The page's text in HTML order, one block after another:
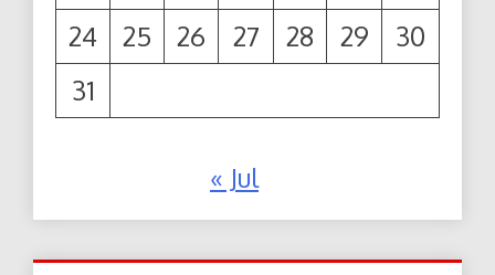
24
25 26 27 28 29
30
31
« Jul